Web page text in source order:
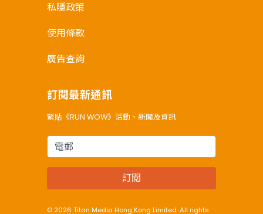
私隱政策
使用條款
廣告查詢
訂閱最新通訊
緊貼《RUN WOW》活動、新聞及資訊
電郵
訂閱
© 2026 Titan Media Hong Kong Limited. All rights